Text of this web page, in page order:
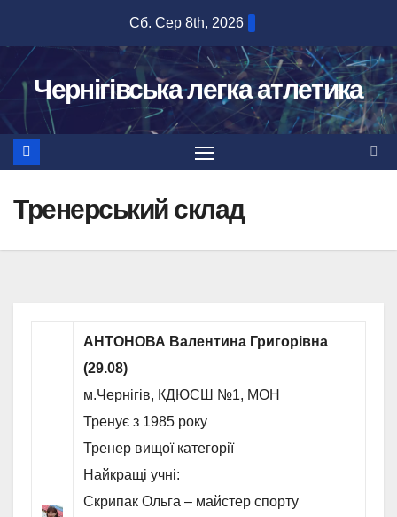
вмісту
Сб. Сер 8th, 2026
Чернігівська легка атлетика
Тренерський склад
АНТОНОВА Валентина Григорівна
(29.08)
м.Чернігів, КДЮСШ №1, МОН
Тренує з 1985 року
Тренер вищої категорії
Найкращі учні:
Скрипак Ольга – майстер спорту